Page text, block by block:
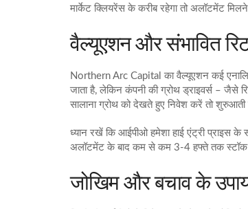
मार्केट क्लियरेंस के करीब रहेगा तो अलॉटमेंट
वैल्यूएशन और संभावित
Northern Arc Capital का वैल्यूएशन कई
जाता है, लेकिन कंपनी की ग्रोथ ड्राइवर्स – जैसे
सालाना ग्रोथ को देखते हुए निवेश करें तो शुरुआती
ध्यान रखें कि आईपीओ हमेशा हाई एंट्री प्राइस
अलॉटमेंट के बाद कम से कम 3‑4 हफ्ते तक स्टॉक
जोखिम और बचाव के